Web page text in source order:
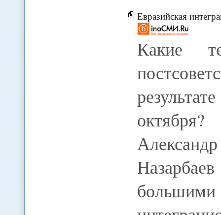
Евразийская
Какие